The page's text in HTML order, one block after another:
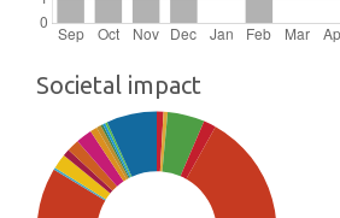
Societal impact